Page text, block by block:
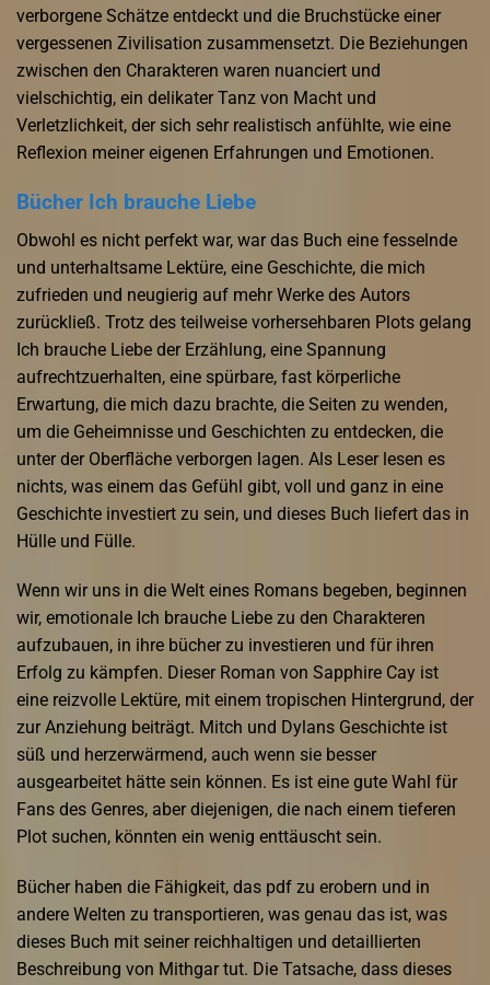
verborgene Schätze entdeckt und die Bruchstücke einer
vergessenen Zivilisation zusammensetzt. Die Beziehungen
zwischen den Charakteren waren nuanciert und
vielschichtig, ein delikater Tanz von Macht und
Verletzlichkeit, der sich sehr realistisch anfühlte, wie eine
Reflexion meiner eigenen Erfahrungen und Emotionen.
Bücher Ich brauche Liebe
Obwohl es nicht perfekt war, war das Buch eine fesselnde
und unterhaltsame Lektüre, eine Geschichte, die mich
zufrieden und neugierig auf mehr Werke des Autors
zurückließ. Trotz des teilweise vorhersehbaren Plots gelang
Ich brauche Liebe der Erzählung, eine Spannung
aufrechtzuerhalten, eine spürbare, fast körperliche
Erwartung, die mich dazu brachte, die Seiten zu wenden,
um die Geheimnisse und Geschichten zu entdecken, die
unter der Oberfläche verborgen lagen. Als Leser lesen es
nichts, was einem das Gefühl gibt, voll und ganz in eine
Geschichte investiert zu sein, und dieses Buch liefert das in
Hülle und Fülle.
Wenn wir uns in die Welt eines Romans begeben, beginnen
wir, emotionale Ich brauche Liebe zu den Charakteren
aufzubauen, in ihre bücher zu investieren und für ihren
Erfolg zu kämpfen. Dieser Roman von Sapphire Cay ist
eine reizvolle Lektüre, mit einem tropischen Hintergrund, der
zur Anziehung beiträgt. Mitch und Dylans Geschichte ist
süß und herzerwärmend, auch wenn sie besser
ausgearbeitet hätte sein können. Es ist eine gute Wahl für
Fans des Genres, aber diejenigen, die nach einem tieferen
Plot suchen, könnten ein wenig enttäuscht sein.
Bücher haben die Fähigkeit, das pdf zu erobern und in
andere Welten zu transportieren, was genau das ist, was
dieses Buch mit seiner reichhaltigen und detaillierten
Beschreibung von Mithgar tut. Die Tatsache, dass dieses